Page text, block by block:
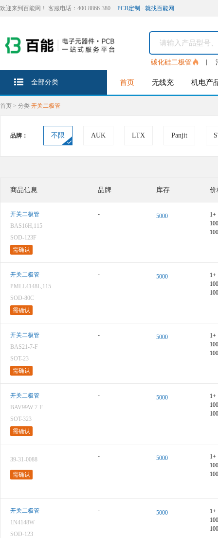
欢迎来到百能网！ 客服电话：400-8866-380 PCB定制 · 就找百能网
碳化硅二极管
全部分类 首页 无线充 机电产
首页 > 分类 开关二极管
品牌： 不限 AUK LTX Panjit
商品信息 品牌 库存 价
开关二极管
BAS16H,115
SOD-123F
需确认
- 5000
1+
开关二极管
PMLL4148L,115
SOD-80C
需确认
- 5000
1+
开关二极管
BAS21-7-F
SOT-23
需确认
- 5000
1+
开关二极管
BAV99W-7-F
SOT-323
需确认
- 5000
1+
39-31-0088
需确认
- 5000
1+
开关二极管
1N4148W
SOD-123
- 5000
1+